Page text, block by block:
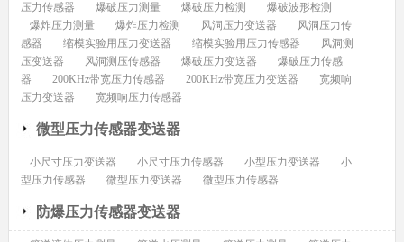
压力传感器
爆破压力测量 爆破压力检测
爆破波形检测
爆炸压力测量
爆炸压力检测 风洞压力变送器
风洞压力传
感器
缩模实验用压力变送器 缩模实验用压力传感器
风洞测
压变送器
风洞测压传感器 爆破压力变送器
爆破压力传感
器
200KHz带宽压力传感器 200KHz带宽压力变送器
宽频响
压力变送器
宽频响压力传感器
微型压力传感器变送器
小尺寸压力变送器 小尺寸压力传感器 小型压力变送器
小
型压力传感器
微型压力变送器 微型压力传感器
防爆压力传感器变送器